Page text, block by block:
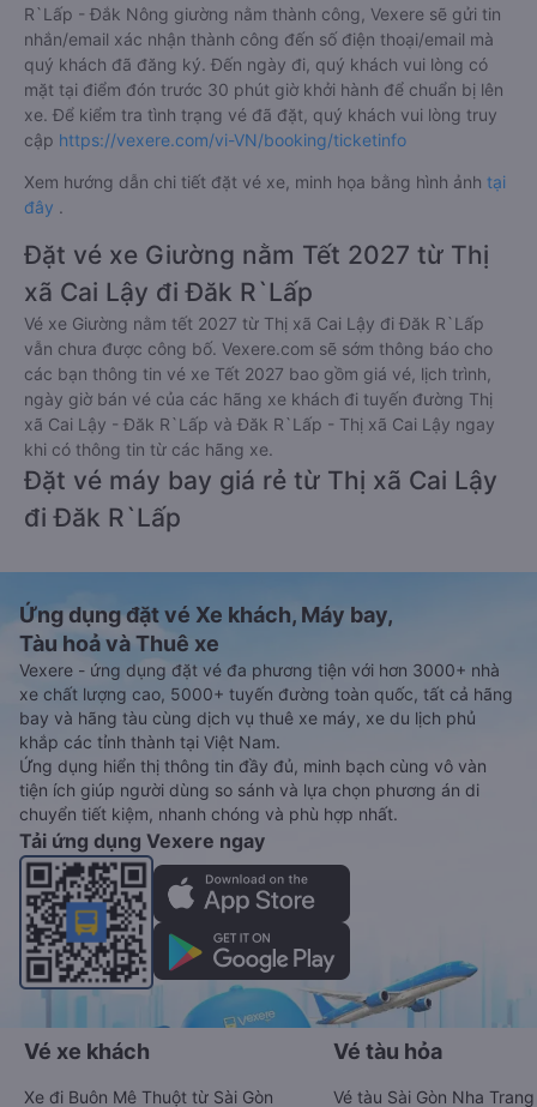
R`Lấp - Đắk Nông giường nằm thành công, Vexere sẽ gửi tin
nhắn/email xác nhận thành công đến số điện thoại/email mà
quý khách đã đăng ký. Đến ngày đi, quý khách vui lòng có
mặt tại điểm đón trước 30 phút giờ khởi hành để chuẩn bị lên
xe. Để kiểm tra tình trạng vé đã đặt, quý khách vui lòng truy
cập https://vexere.com/vi-VN/booking/ticketinfo
Xem hướng dẫn chi tiết đặt vé xe, minh họa bằng hình ảnh tại
đây .
Đặt vé xe Giường nằm Tết 2027 từ Thị
xã Cai Lậy đi Đăk R`Lấp
Vé xe Giường nằm tết 2027 từ Thị xã Cai Lậy đi Đăk R`Lấp
vẫn chưa được công bố. Vexere.com sẽ sớm thông báo cho
các bạn thông tin vé xe Tết 2027 bao gồm giá vé, lịch trình,
ngày giờ bán vé của các hãng xe khách đi tuyến đường Thị
xã Cai Lậy - Đăk R`Lấp và Đăk R`Lấp - Thị xã Cai Lậy ngay
khi có thông tin từ các hãng xe.
Đặt vé máy bay giá rẻ từ Thị xã Cai Lậy
đi Đăk R`Lấp
Ứng dụng đặt vé Xe khách, Máy bay,
Tàu hoả và Thuê xe
Vexere - ứng dụng đặt vé đa phương tiện với hơn 3000+ nhà
xe chất lượng cao, 5000+ tuyến đường toàn quốc, tất cả hãng
bay và hãng tàu cùng dịch vụ thuê xe máy, xe du lịch phủ
khắp các tỉnh thành tại Việt Nam.
Ứng dụng hiển thị thông tin đầy đủ, minh bạch cùng vô vàn
tiện ích giúp người dùng so sánh và lựa chọn phương án di
chuyển tiết kiệm, nhanh chóng và phù hợp nhất.
Tải ứng dụng Vexere ngay
Vé xe khách
Xe đi Buôn Mê Thuột từ Sài Gòn
Vé tàu hỏa
Vé tàu Sài Gòn Nha Trang